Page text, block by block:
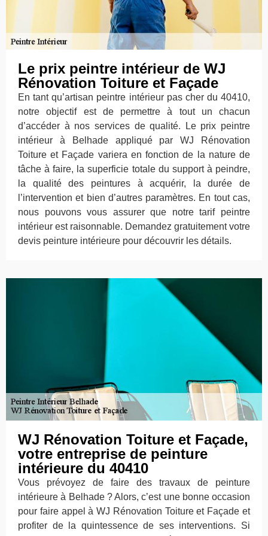
Le prix peintre intérieur de WJ
Rénovation Toiture et Façade
En tant qu’artisan peintre intérieur pas cher du 40410,
notre objectif est de permettre à tout un chacun
d’accéder à nos services de qualité. Le prix peintre
intérieur à Belhade appliqué par WJ Rénovation
Toiture et Façade variera en fonction de la nature de
tâche à faire, la superficie totale du support à peindre,
la qualité des peintures à acquérir, la durée de
l’intervention et bien d’autres paramètres. En tout cas,
nous pouvons vous assurer que notre tarif peintre
intérieur est raisonnable. Demandez gratuitement votre
devis peinture intérieure pour découvrir les détails.
WJ Rénovation Toiture et Façade,
votre entreprise de peinture
intérieure du 40410
Vous prévoyez de faire des travaux de peinture
intérieure à Belhade ? Alors, c’est une bonne occasion
pour faire appel à WJ Rénovation Toiture et Façade et
profiter de la quintessence de ses interventions. Si